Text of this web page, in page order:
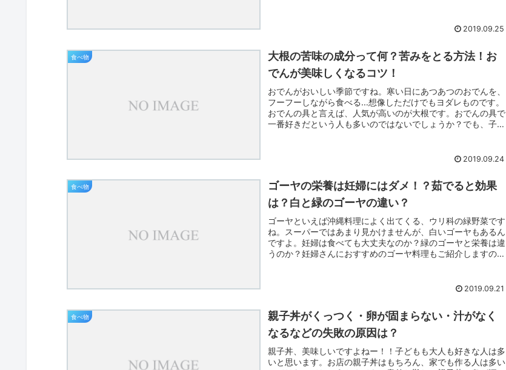
2019.09.25
食べ物
大根の苦味の成分って何？苦みをとる方法！お
でんが美味しくなるコツ！
おでんがおいしい季節ですね。寒い日にあつあつのおでんを、
フーフーしながら食べる…想像しただけでもヨダレものです。
おでんの具と言えば、人気が高いのが大根です。おでんの具で
一番好きだという人も多いのではないでしょうか？でも、子ど
2019.09.24
食べ物
ゴーヤの栄養は妊婦にはダメ！？茹でると効果
は？白と緑のゴーヤの違い？
ゴーヤといえば沖縄料理によく出てくる、ウリ科の緑野菜です
ね。スーパーではあまり見かけませんが、白いゴーヤもあるん
ですよ。妊婦は食べても大丈夫なのか？緑のゴーヤと栄養は違
うのか？妊婦さんにおすすめのゴーヤ料理もご紹介しますの
2019.09.21
食べ物
親子丼がくっつく・卵が固まらない・汁がなく
なるなどの失敗の原因は？
親子丼、美味しいですよねー！！子どもも大人も好きな人は多
いと思います。お店の親子丼はもちろん、家でも作る人は多い